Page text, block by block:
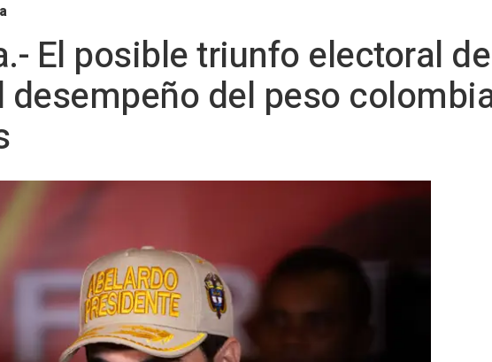
El posible triunfo electoral
desempeño del peso